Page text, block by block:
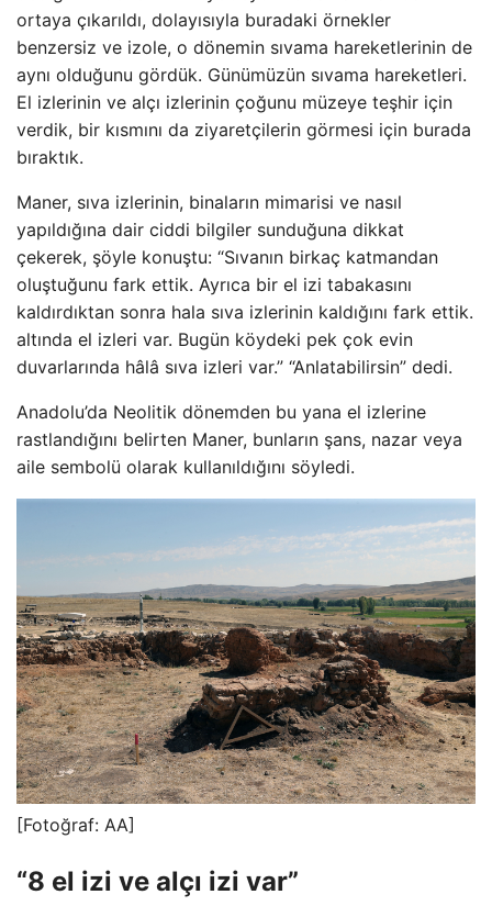
ortaya çıkarıldı, dolayısıyla buradaki örnekler
benzersiz ve izole, o dönemin sıvama hareketlerinin de
aynı olduğunu gördük. Günümüzün sıvama hareketleri.
El izlerinin ve alçı izlerinin çoğunu müzeye teşhir için
verdik, bir kısmını da ziyaretçilerin görmesi için burada
bıraktık.
Maner, sıva izlerinin, binaların mimarisi ve nasıl
yapıldığına dair ciddi bilgiler sunduğuna dikkat
çekerek, şöyle konuştu: “Sıvanın birkaç katmandan
oluştuğunu fark ettik. Ayrıca bir el izi tabakasını
kaldırdıktan sonra hala sıva izlerinin kaldığını fark ettik.
altında el izleri var. Bugün köydeki pek çok evin
duvarlarında hâlâ sıva izleri var.” “Anlatabilirsin” dedi.
Anadolu’da Neolitik dönemden bu yana el izlerine
rastlandığını belirten Maner, bunların şans, nazar veya
aile sembolü olarak kullanıldığını söyledi.
[Fotoğraf: AA]
“8 el izi ve alçı izi var”